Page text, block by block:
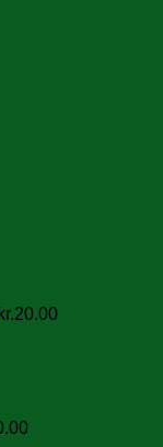
kr.20.00